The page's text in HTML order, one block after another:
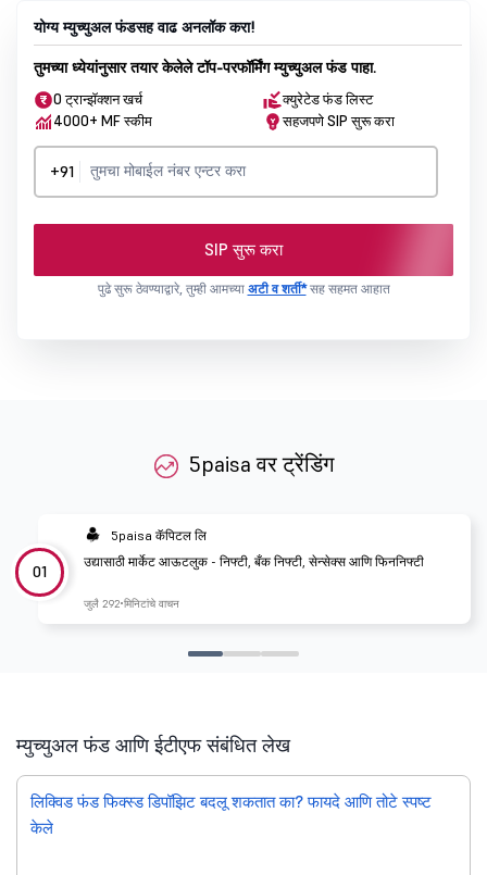
योग्य म्युच्युअल फंडसह वाढ अनलॉक करा!
तुमच्या ध्येयांनुसार तयार केलेले टॉप-परफॉर्मिंग म्युच्युअल फंड पाहा.
0 ट्रान्झॅक्शन खर्च
क्युरेटेड फंड लिस्ट
4000+ MF स्कीम
सहजपणे SIP सुरू करा
+91
SIP सुरू करा
पुढे सुरू ठेवण्याद्वारे, तुम्ही आमच्या अटी व शर्ती*सह सहमत आहात
5paisa वर ट्रेंडिंग
01
5paisa कॅपिटल लि
उद्यासाठी मार्केट आऊटलुक - निफ्टी, बँक निफ्टी, सेन्सेक्स आणि फिननिफ्टी
जुलै 292 मिनिटांचे वाचन
म्युच्युअल फंड आणि ईटीएफ संबंधित लेख
लिक्विड फंड फिक्स्ड डिपॉझिट बदलू शकतात का? फायदे आणि तोटे स्पष्ट
केले